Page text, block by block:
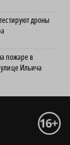
дроны
пожаре в
Ильича